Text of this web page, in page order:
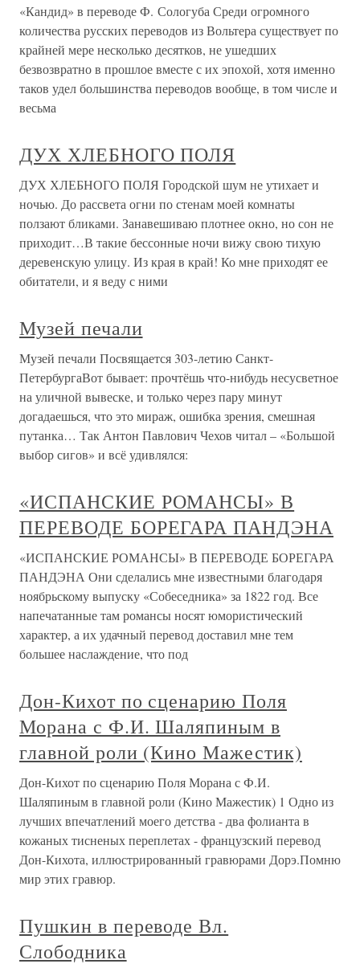
«Кандид» в переводе Ф. Сологуба Среди огромного
количества русских переводов из Вольтера существует по
крайней мере несколько десятков, не ушедших
безвозвратно в прошлое вместе с их эпохой, хотя именно
таков удел большинства переводов вообще, в том числе и
весьма
ДУХ ХЛЕБНОГО ПОЛЯ
ДУХ ХЛЕБНОГО ПОЛЯ Городской шум не утихает и
ночью. До рассвета огни по стенам моей комнаты
ползают бликами. Занавешиваю плотнее окно, но сон не
приходит…В такие бессонные ночи вижу свою тихую
деревенскую улицу. Из края в край! Ко мне приходят ее
обитатели, и я веду с ними
Музей печали
Музей печали Посвящается 303-летию Санкт-
ПетербургаВот бывает: прочтёшь что-нибудь несусветное
на уличной вывеске, и только через пару минут
догадаешься, что это мираж, ошибка зрения, смешная
путанка… Так Антон Павлович Чехов читал – «Большой
выбор сигов» и всё удивлялся:
«ИСПАНСКИЕ РОМАНСЫ» В
ПЕРЕВОДЕ БОРЕГАРА ПАНДЭНА
«ИСПАНСКИЕ РОМАНСЫ» В ПЕРЕВОДЕ БОРЕГАРА
ПАНДЭНА Они сделались мне известными благодаря
ноябрьскому выпуску «Собеседника» за 1822 год. Все
напечатанные там романсы носят юмористический
характер, а их удачный перевод доставил мне тем
большее наслаждение, что под
Дон-Кихот по сценарию Поля
Морана с Ф.И. Шаляпиным в
главной роли (Кино Мажестик)
Дон-Кихот по сценарию Поля Морана с Ф.И.
Шаляпиным в главной роли (Кино Мажестик) 1 Одно из
лучших впечатлений моего детства - два фолианта в
кожаных тисненых переплетах - французский перевод
Дон-Кихота, иллюстрированный гравюрами Дорэ.Помню
мир этих гравюр.
Пушкин в переводе Вл.
Слободника